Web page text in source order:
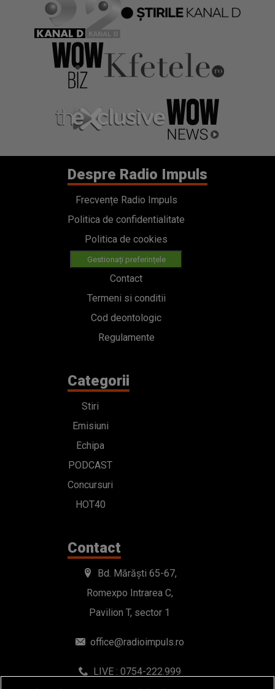
Despre Radio Impuls
Frecvențe Radio Impuls
Politica de confidentialitate
Politica de cookies
Gestionați preferințele
Contact
Termeni si conditii
Cod deontologic
Regulamente
Categorii
Stiri
Emisiuni
Echipa
PODCAST
Concursuri
HOT40
Contact
Bd. Mărăști 65-67,
Romexpo Intrarea C,
Pavilion T, sector 1
office@radioimpuls.ro
LIVE : 0754-222.999